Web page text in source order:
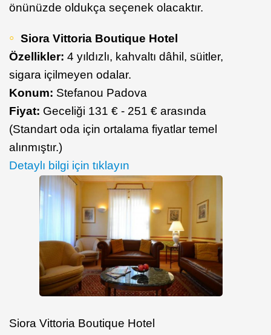
önünüzde oldukça seçenek olacaktır.
Siora Vittoria Boutique Hotel
Özellikler: 4 yıldızlı, kahvaltı dâhil, süitler,
sigara içilmeyen odalar.
Konum: Stefanou Padova
Fiyat: Geceliği 131 € - 251 € arasında
(Standart oda için ortalama fiyatlar temel
alınmıştır.)
Detaylı bilgi için tıklayın
Siora Vittoria Boutique Hotel